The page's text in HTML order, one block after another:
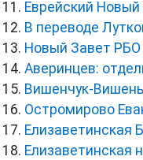
Еврейский Новый
В переводе
Новый Завет РБО
Аверинцев:
Вишенчук-
Остромирово
Елизаветинская
Елизаветинская